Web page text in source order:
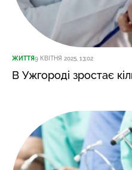
ЖИТТЯ9 КВІТНЯ 2025, 13:02
В Ужгороді зростає